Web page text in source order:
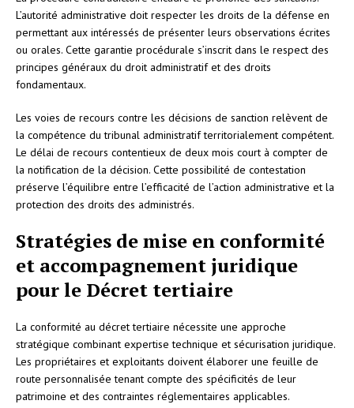
L’autorité administrative doit respecter les droits de la défense en
permettant aux intéressés de présenter leurs observations écrites
ou orales. Cette garantie procédurale s’inscrit dans le respect des
principes généraux du droit administratif et des droits
fondamentaux.
Les voies de recours contre les décisions de sanction relèvent de
la compétence du tribunal administratif territorialement compétent.
Le délai de recours contentieux de deux mois court à compter de
la notification de la décision. Cette possibilité de contestation
préserve l’équilibre entre l’efficacité de l’action administrative et la
protection des droits des administrés.
Stratégies de mise en conformité
et accompagnement juridique
pour le Décret tertiaire
La conformité au décret tertiaire nécessite une approche
stratégique combinant expertise technique et sécurisation juridique.
Les propriétaires et exploitants doivent élaborer une feuille de
route personnalisée tenant compte des spécificités de leur
patrimoine et des contraintes réglementaires applicables.